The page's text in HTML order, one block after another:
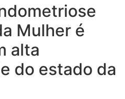
Mulher é
alta
do estado da